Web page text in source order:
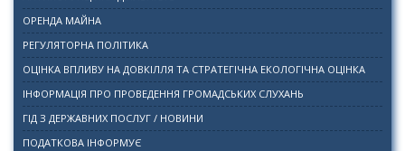
ОРЕНДА МАЙНА
РЕГУЛЯТОРНА ПОЛІТИКА
ОЦІНКА ВПЛИВУ НА ДОВКІЛЛЯ ТА СТРАТЕГІЧНА ЕКОЛОГІЧНА ОЦІНКА
ІНФОРМАЦІЯ ПРО ПРОВЕДЕННЯ ГРОМАДСЬКИХ СЛУХАНЬ
ГІД З ДЕРЖАВНИХ ПОСЛУГ / НОВИНИ
ПОДАТКОВА ІНФОРМУЄ